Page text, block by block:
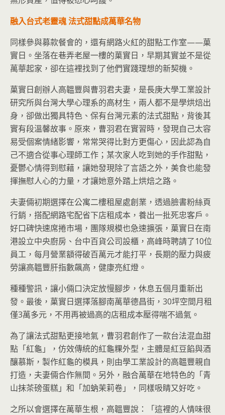
融入台式老靈魂 法式甜點成萬華名物
同樣參與募款餐會的，還有網路火紅的甜點工作室——菓
實日。坐落在巷弄老屋一樓的菓實日，早期其實並不是從
萬華起家，卻在這裡找到了他們實踐理想的新契機。
菓實日創辦人高韞豐與曹羽君夫妻，是長庚大學工業設計
研究所與台灣大學心理系的高材生，兩人都不是學烘焙出
身，卻做出獨具特色、保有台灣元素的法式甜點，背後其
實有段溫馨故事。原來，曹羽君在實習時，發現自己太容
易受個案情緒影響，常常哭得比對方更傷心，因此認為自
己不適合從事心理師工作；某次家人吃到她的手作甜點，
憂鬱心情得到慰藉，讓她發現除了言語之外，美食也能發
揮撫慰人心的力量，才讓她意外踏上烘焙之路。
夫妻倆初期選擇在公寓二樓租屋處創業，透過臉書粉絲頁
行銷，搭配網路宅配省下店租成本，養出一批死忠客戶。
好口碑快速席捲市場，團隊規模也急速擴張，菓實日在南
港設立中央廚房、台中百貨公司設櫃，高峰時聘請了10位
員工，每月營業額得破百萬元才能打平，長期的壓力與疲
勞讓高韞豐肝指數飆高，健康亮紅燈。
種種警訊，讓小倆口決定放慢腳步，休息五個月重新出
發。最後，菓實日選擇落腳南萬華德昌街，30坪空間月租
僅3萬多元，不用再被過高的店租成本壓得喘不過氣。
為了讓法式甜點更接地氣，曹羽君創作了一款台法混血甜
點「紅龜」，仿效傳統的紅龜粿外型，主體是紅豆餡與酒
釀慕斯，製作紅龜的模具，則由學工業設計的高韞豐親自
打造，夫妻倆合作無間。另外，融合萬華在地特色的「青
山抹茶磅蛋糕」和「加蚋茉莉卷」，同樣吸睛又好吃。
之所以會選擇在萬華生根，高韞豐說：「這裡的人情味很